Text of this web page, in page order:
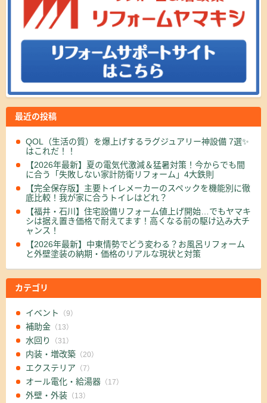
最近の投稿
QOL（生活の質）を爆上げするラグジュアリー神設備 7選✨
はこれだ！！
【2026年最新】夏の電気代激減＆猛暑対策！今からでも間
に合う「失敗しない家計防衛リフォーム」4大鉄則
【完全保存版】主要トイレメーカーのスペックを機能別に徹
底比較！我が家に合うトイレはどれ？
【福井・石川】住宅設備リフォーム値上げ開始…でもヤマキ
シは据え置き価格で耐えてます！高くなる前の駆け込み大チ
ャンス！
【2026年最新】中東情勢でどう変わる？お風呂リフォーム
と外壁塗装の納期・価格のリアルな現状と対策
カテゴリ
イベント （9）
補助金（13）
水回り （31）
内装・増改築（20）
エクステリア （7）
オール電化・給湯器（17）
外壁・外装（13）